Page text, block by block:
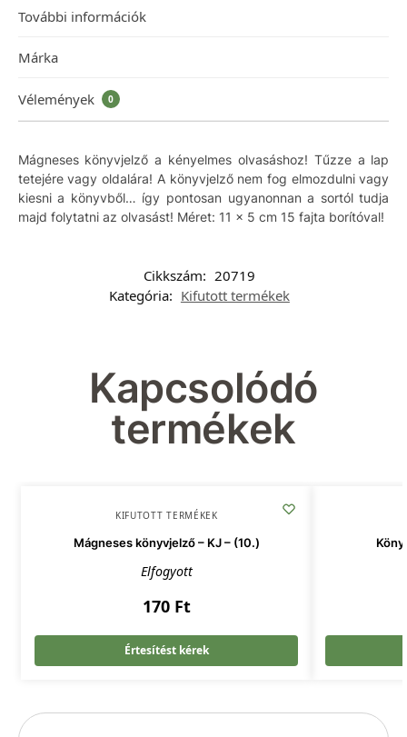
További információk
Márka
Vélemények 0
Mágneses könyvjelző a kényelmes olvasáshoz! Tűzze a lap
tetejére vagy oldalára! A könyvjelző nem fog elmozdulni vagy
kiesni a könyvből… így pontosan ugyanonnan a sortól tudja
majd folytatni az olvasást! Méret: 11 x 5 cm 15 fajta borítóval!
Cikkszám: 20719
Kategória: Kifutott termékek
Kapcsolódó
termékek
KIFUTOTT TERMÉKEK
Mágneses könyvjelző – KJ – (10.)
Elfogyott
170 Ft
Értesítést kérek